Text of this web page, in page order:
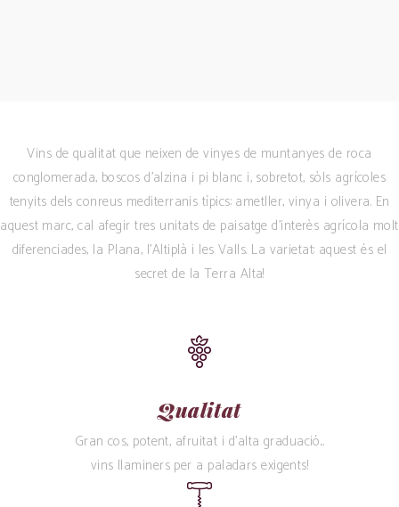
Vins de qualitat que neixen de vinyes de muntanyes de roca
conglomerada, boscos d’alzina i pi blanc i, sobretot, sòls agrícoles
tenyits dels conreus mediterranis típics: ametller, vinya i olivera. En
aquest marc, cal afegir tres unitats de paisatge d’interès agrícola molt
diferenciades, la Plana, l’Altiplà i les Valls. La varietat: aquest és el
secret de la Terra Alta!
Qualitat
Gran cos, potent, afruitat i d’alta graduació...
vins llaminers per a paladars exigents!